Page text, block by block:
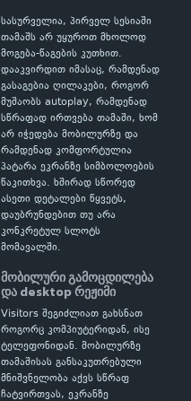
სასურველია, პირველ სესიაში
თამაშს არ უყუროთ მხოლოდ
მოგება-წაგების კუთხით.
დააკვირდით იმასაც, რამდენად
გასაგებია ღილაკები, როგორ
მუშაობს autoplay, რამდენად
სწრაფად ირთვება თამაში, ხომ
არ იჭედება მობილურზე და
რამდენად კომფორტულია
პატარა ეკრანზე სიმბოლოების
წაკითხვა. ხშირად სწორედ
ასეთი დეტალები წყვეტს,
დაუბრუნდებით თუ არა
კონკრეტულ სლოტს
მომავალში.
მობილური გამოცდილება
და desktop რეჟიმი
Visitors შეგიძლიათ გახსნათ
როგორც კომპიუტერიდან, ისე
ტელეფონიდან. მობილურზე
თამაშისას განსაკუთრებული
მნიშვნელობა აქვს სწრაფ
ჩატვირთვას, ეკრანზე